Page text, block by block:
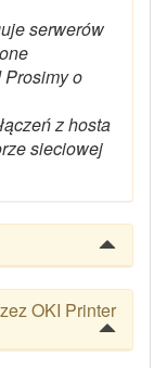
serwerów
Prosimy o
z hosta
sieciowej
OKI Printer